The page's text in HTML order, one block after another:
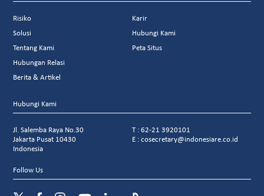
Risiko
Solusi
Tentang Kami
Hubungan Relasi
Berita & Artikel
Karir
Hubungi Kami
Peta Situs
Hubungi Kami
Jl. Salemba Raya No.30
Jakarta Pusat 10430
Indonesia
T : 62-21 3920101
E : cosecretary@indonesiare.co.id
Follow Us